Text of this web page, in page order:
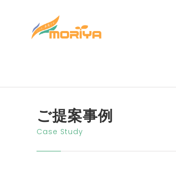
ご提案事例
Case Study